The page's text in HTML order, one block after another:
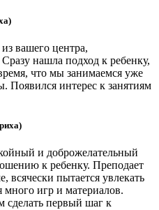
вашего центра,
нашла подход к ребенку,
что мы занимаемся уже
Появился интерес к занятиям
и доброжелательный
к ребенку. Преподает
всячески пытается увлекать
игр и материалов.
сделать первый шаг к